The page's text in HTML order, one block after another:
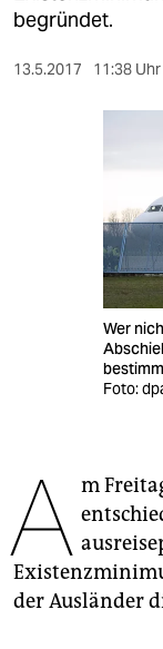
berlin
veranstaltungen
fragen & hilfe
genossenschaft
epaper login
begründet.
13.5.2017 11:38 Uhr
Wer
Foto:
A m
der Ausländer